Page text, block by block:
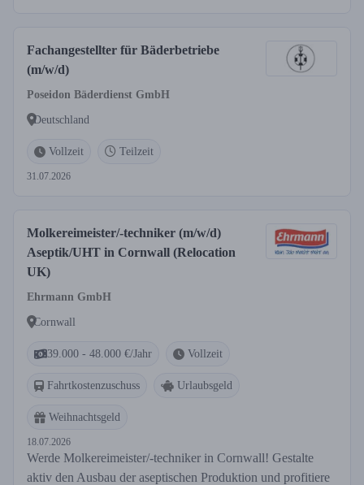
Fachangestellter für Bäderbetriebe
(m/w/d)
Poseidon Bäderdienst GmbH
Deutschland
Vollzeit Teilzeit
31.07.2026
Molkereimeister/-techniker (m/w/d)
Aseptik/UHT in Cornwall (Relocation
UK)
Ehrmann GmbH
Cornwall
39.000 - 48.000 €/Jahr Vollzeit
Fahrtkostenzuschuss Urlaubsgeld
Weihnachtsgeld
18.07.2026
Werde Molkereimeister/-techniker in Cornwall! Gestalte
aktiv den Ausbau der aseptischen Produktion und profitiere